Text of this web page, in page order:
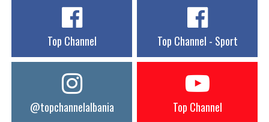
Top Channel Top Channel - Sport
@topchannelalbania Top Channel